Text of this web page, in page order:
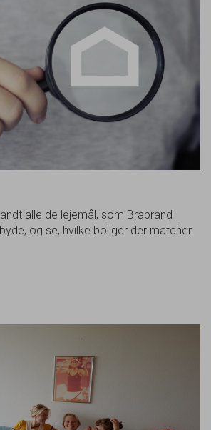
alle de lejemål, som Brabrand
og se, hvilke boliger der matcher